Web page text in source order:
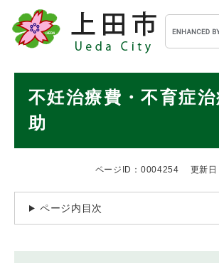
メニューを飛ばして本文へ
キ
ー
ワ
検
不妊治療費・不育症
助
ページID：0004254 更新
ページ内目次